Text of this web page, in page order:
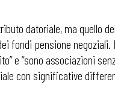
datoriale, ma quello
fondi pensione negoziali.
e “sono associazioni
con significative